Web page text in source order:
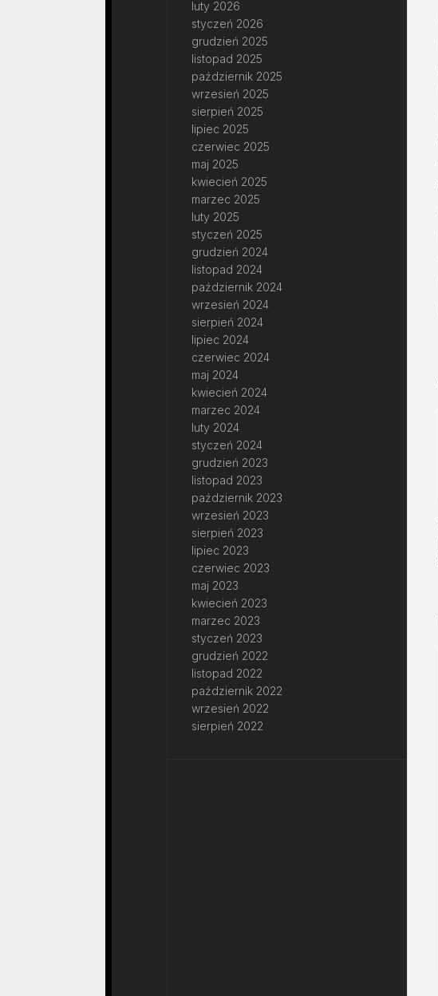
luty 2026
styczeń 2026
grudzień 2025
listopad 2025
październik 2025
wrzesień 2025
sierpień 2025
lipiec 2025
czerwiec 2025
maj 2025
kwiecień 2025
marzec 2025
luty 2025
styczeń 2025
grudzień 2024
listopad 2024
październik 2024
wrzesień 2024
sierpień 2024
lipiec 2024
czerwiec 2024
maj 2024
kwiecień 2024
marzec 2024
luty 2024
styczeń 2024
grudzień 2023
listopad 2023
październik 2023
wrzesień 2023
sierpień 2023
lipiec 2023
czerwiec 2023
maj 2023
kwiecień 2023
marzec 2023
styczeń 2023
grudzień 2022
listopad 2022
październik 2022
wrzesień 2022
sierpień 2022